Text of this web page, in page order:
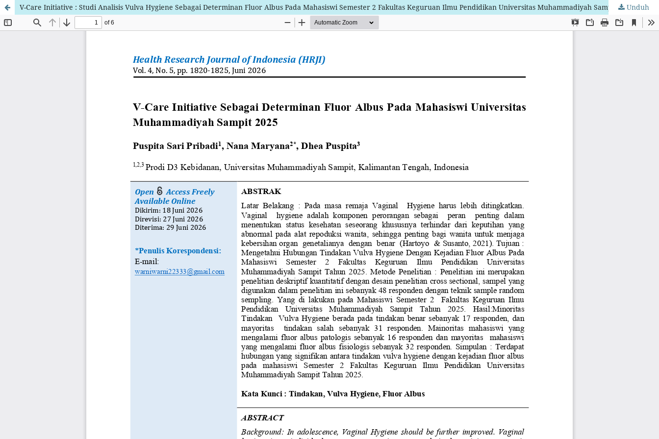
V-Care Initiative : Studi Analisis Vulva Hygiene Sebagai Determinan Fluor Albus Pada Mahasiswi Semester 2 Fakultas Keguruan Ilmu Pendidikan Universitas Muhammadiyah Sampit 2025Unduh